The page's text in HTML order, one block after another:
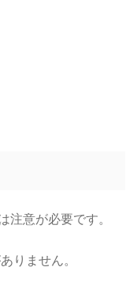
意が必要です。
りません。